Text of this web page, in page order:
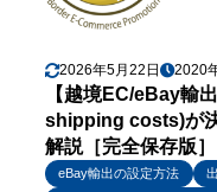
2026年5月22日 2020
【越境EC/eBay輸
shipping costs)が
解説［完全保存版］
eBay輸出の設定方法